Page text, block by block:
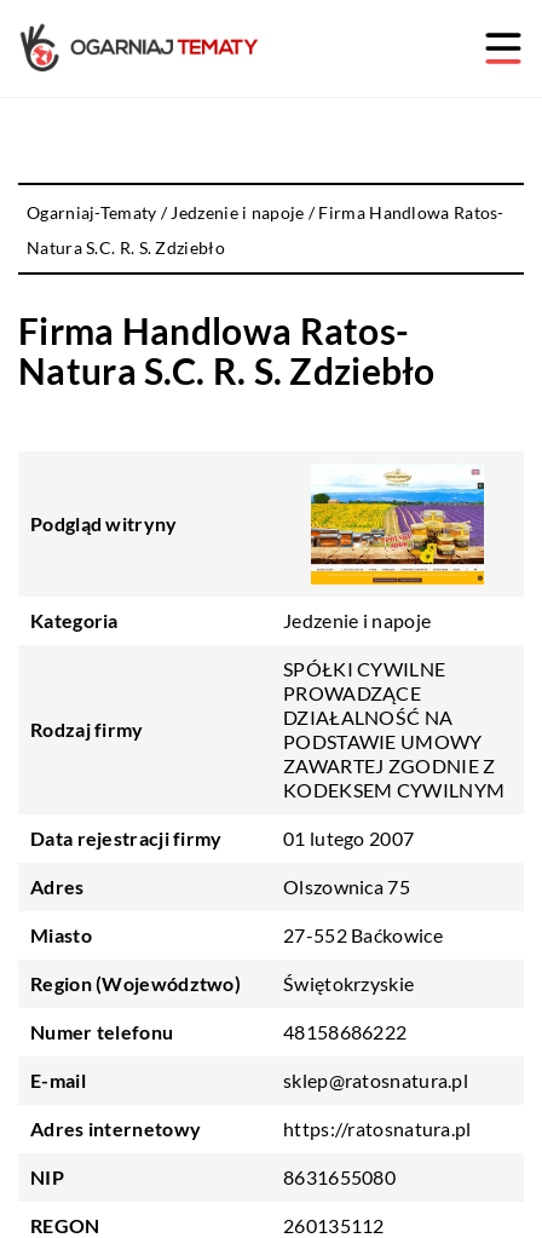
Ogarniaj-Tematy / Jedzenie i napoje /Firma Handlowa Ratos-
Natura S.C. R. S. Zdziebło
Firma Handlowa Ratos-
Natura S.C. R. S. Zdziebło
Podgląd witryny
Kategoria Jedzenie i napoje
Rodzaj firmy
SPÓŁKI CYWILNE
PROWADZĄCE
DZIAŁALNOŚĆ NA
PODSTAWIE UMOWY
ZAWARTEJ ZGODNIE Z
KODEKSEM CYWILNYM
Data rejestracji firmy 01 lutego 2007
Adres Olszownica 75
Miasto 27-552 Baćkowice
Region (Województwo) Świętokrzyskie
Numer telefonu 48158686222
E-mail sklep@ratosnatura.pl
Adres internetowy https://ratosnatura.pl
NIP 8631655080
REGON 260135112